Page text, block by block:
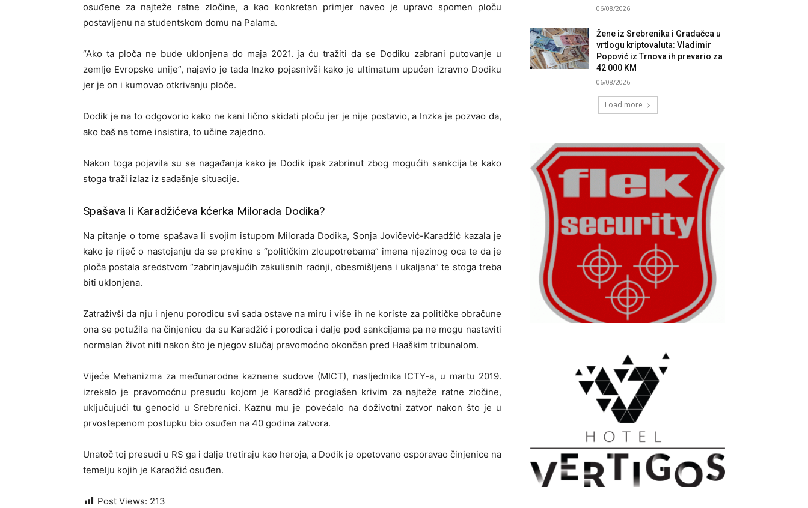
osuđene za najteže ratne zločine, a kao konkretan primjer naveo je upravo spomen ploču
postavljenu na studentskom domu na Palama.
“Ako ta ploča ne bude uklonjena do maja 2021. ja ću tražiti da se Dodiku zabrani putovanje u
zemlje Evropske unije”, najavio je tada Inzko pojasnivši kako je ultimatum upućen izravno Dodiku
jer je on i kumovao otkrivanju ploče.
Dodik je na to odgovorio kako ne kani lično skidati ploču jer je nije postavio, a Inzka je pozvao da,
ako baš na tome insistira, to učine zajedno.
Nakon toga pojavila su se nagađanja kako je Dodik ipak zabrinut zbog mogućih sankcija te kako
stoga traži izlaz iz sadašnje situacije.
Spašava li Karadžićeva kćerka Milorada Dodika?
Na pitanje o tome spašava li svojim istupom Milorada Dodika, Sonja Jovičević-Karadžić kazala je
kako je riječ o nastojanju da se prekine s “političkim zloupotrebama” imena njezinog oca te da je
ploča postala sredstvom “zabrinjavajućih zakulisnih radnji, obesmišljena i ukaljana” te stoga treba
biti uklonjena.
Zatraživši da nju i njenu porodicu svi sada ostave na miru i više ih ne koriste za političke obračune
ona se potužila na činjenicu da su Karadžić i porodica i dalje pod sankcijama pa ne mogu nastaviti
normalan život niti nakon što je njegov slučaj pravomoćno okončan pred Haaškim tribunalom.
Vijeće Mehanizma za međunarodne kaznene sudove (MICT), nasljednika ICTY-a, u martu 2019.
izrekalo je pravomoćnu presudu kojom je Karadžić proglašen krivim za najteže ratne zločine,
uključujući tu genocid u Srebrenici. Kaznu mu je povećalo na doživotni zatvor nakon što je u
prvostepenom postupku bio osuđen na 40 godina zatvora.
Unatoč toj presudi u RS ga i dalje tretiraju kao heroja, a Dodik je opetovano osporavao činjenice na
temelju kojih je Karadžić osuđen.
Post Views: 213
06/08/2026
Žene iz Srebrenika i Gradačca u
vrtlogu kriptovaluta: Vladimir
Popović iz Trnova ih prevario za
42 000 KM
06/08/2026
Load more